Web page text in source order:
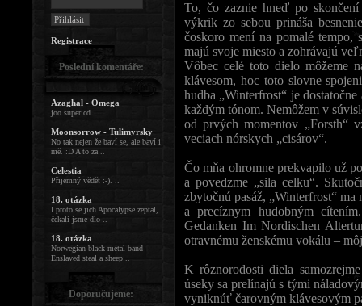
To, čo zaznie hneď po
výkrik zo sebou prináša
čoskoro mení na pomalé tempo,
majú svoje miesto a zohrávajú
Vôbec celé toto dielo môžeme
klávesom, hoc toto slovne
hudba „Winterfrost“ je
každým tónom. Nemôžem v
od prvých momentov „Forsth“
veciach nórskych „cisárov“.
Čo mňa ohromne prekvapilo už
a povedzme „sila celku“.
zbytočnú pasáž, „Winterfrost“
a precíznym hudobným
Gedanken Im Nordischen
otravnému ženskému vokálu –
K rôznorodosti diela
úseky sa prelínajú s tými
vyniknúť čarovným klávesovým
Registrace
Poslední komentáře:
Azaghal - Omega
joo super cd ..
Moonsorrow - Tulimyrsky
No tak nejen že baví se, ale baví i
mě. :D A to za ..
Celestia
Přijemný vědět :-). ..
18. otázka
I proto se jich Apocalypse zeptal,
čekali jsme dlo ..
18. otázka
Norwegian black metal band
Enslaved steal a sheep ..
Doporučujeme: